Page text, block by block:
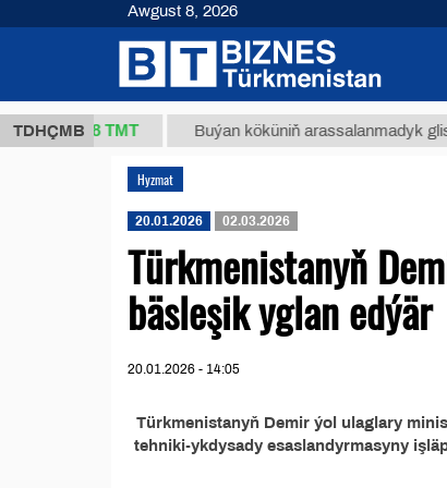
TDHÇMB
37,8 ТМТ Buýan köküniň arassalanmadyk
Hyzmat
20.01.2026 02.03.2026
Türkmenistanyň
bäsleşik yglan edýär
20.01.2026 - 14:05
Türkmenistanyň Demir ýol ulaglary
tehniki-ykdysady esaslandyrmasyny
Awgust 8, 2026